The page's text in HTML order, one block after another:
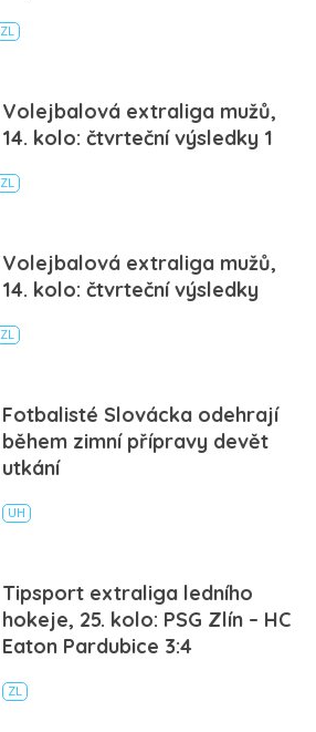
ZL
Volejbalová extraliga mužů,
14. kolo: čtvrteční výsledky 1
ZL
Volejbalová extraliga mužů,
14. kolo: čtvrteční výsledky
ZL
Fotbalisté Slovácka odehrají
během zimní přípravy devět
utkání
UH
Tipsport extraliga ledního
hokeje, 25. kolo: PSG Zlín – HC
Eaton Pardubice 3:4
ZL